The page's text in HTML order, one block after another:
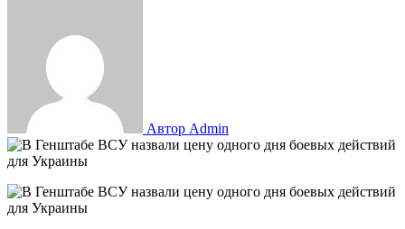
Автор Admin